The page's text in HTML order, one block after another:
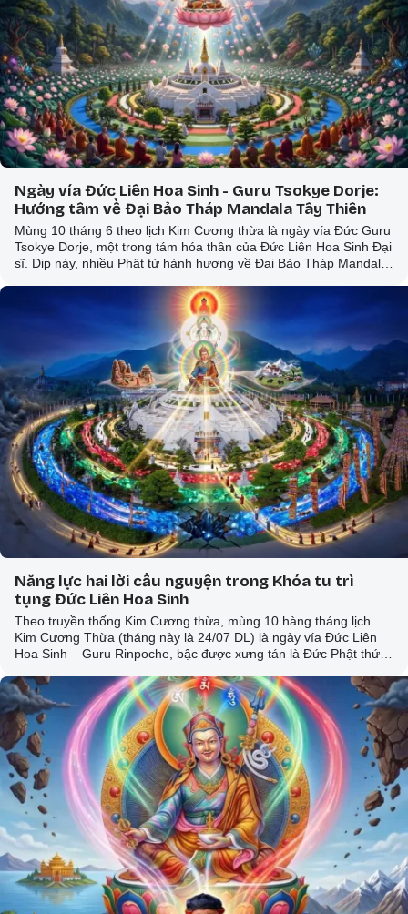
Ngày vía Đức Liên Hoa Sinh - Guru Tsokye Dorje:
Hướng tâm về Đại Bảo Tháp Mandala Tây Thiên
Mùng 10 tháng 6 theo lịch Kim Cương thừa là ngày vía Đức Guru
Tsokye Dorje, một trong tám hóa thân của Đức Liên Hoa Sinh Đại
sĩ. Dịp này, nhiều Phật tử hành hương về Đại Bảo Tháp Mandala
trong khi người ở xa chọn cách hướng tâm cầu nguyện ngay tại
Năng lực hai lời cầu nguyện trong Khóa tu trì
tụng Đức Liên Hoa Sinh
Theo truyền thống Kim Cương thừa, mùng 10 hàng tháng lịch
Kim Cương Thừa (tháng này là 24/07 DL) là ngày vía Đức Liên
Hoa Sinh – Guru Rinpoche, bậc được xưng tán là Đức Phật thứ
và sẽ không bao giờ rời xa những ai hướng về Ngài với niềm tin.
Ngài dạy: nơi nào có lời cầu nguyện chí thành, nơi đó Ngài hiện
diện, không phải như một ký ức xa xôi của lịch sử, mà như một
sự hiện diện sống động ngay trước cửa nhà, ngay trong tâm
người trì tụng.